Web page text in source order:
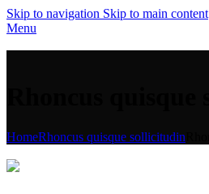
Skip to navigation Skip to main content
Menu
HomeRhoncus quisque sollicitudin